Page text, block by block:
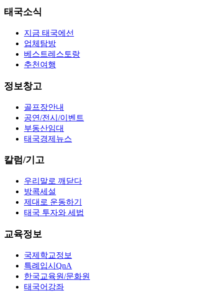
태국소식
지금 태국에선
업체탐방
베스트레스토랑
추천여행
정보창고
골프장안내
공연/전시/이벤트
부동산임대
태국경제뉴스
칼럼/기고
우리말로 깨닫다
방콕세설
제대로 운동하기
태국 투자와 세법
교육정보
국제학교정보
특례입시QnA
한국교육원/문화원
태국어강좌